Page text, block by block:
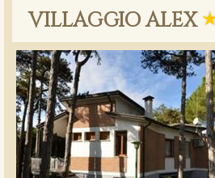
VILLAGGIO ALEX